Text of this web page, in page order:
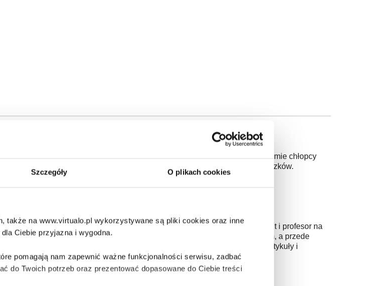
Szczegóły O plikach cookies
także na www.virtualo.pl wykorzystywane są pliki cookies oraz inne
Ciebie przyjazna i wygodna.
pomagają nam zapewnić ważne funkcjonalności serwisu, zadbać
do Twoich potrzeb oraz prezentować dopasowane do Ciebie treści
bliźniacy Marek i Jarek, czyli Dzika Mrówka i Jego Brat. W pierwszym tomie chłopcy
podejrzanych hiszpańskich marynarzy i… łapią afrykańskich złodziejaszków.
na statkach polskich i zagranicznych jako mechanik. Wykładowca, docent i profesor na
Obronił też pracę doktorską z zakresu historii na Uniwersytecie Gdańskim, a przede
Są to powieści dla dzieci i dorosłych, podręczniki i skrypty akademickie, artykuły i